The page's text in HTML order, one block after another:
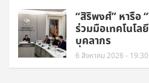
“สิริพงศ์” หารือ
ร่วมมือเทคโนโ
บุคลากร
6 สิงหาคม 2026 -